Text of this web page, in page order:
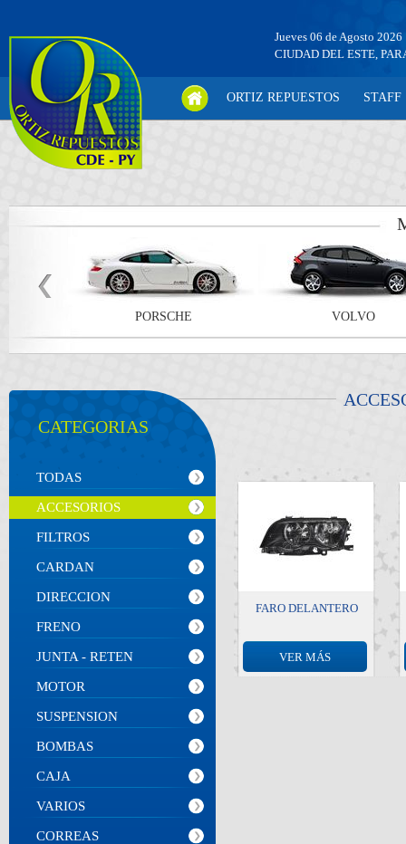
Jueves 06 de Agosto 2026
CIUDAD DEL ESTE,
ORTIZ REPUESTOS STAFF
PORSCHE VOLVO
CATEGORIAS
TODAS
ACCESORIOS
FILTROS
CARDAN
DIRECCION
FRENO
JUNTA - RETEN
MOTOR
SUSPENSION
BOMBAS
CAJA
VARIOS
CORREAS
FARO DELANTERO
VER MÁS